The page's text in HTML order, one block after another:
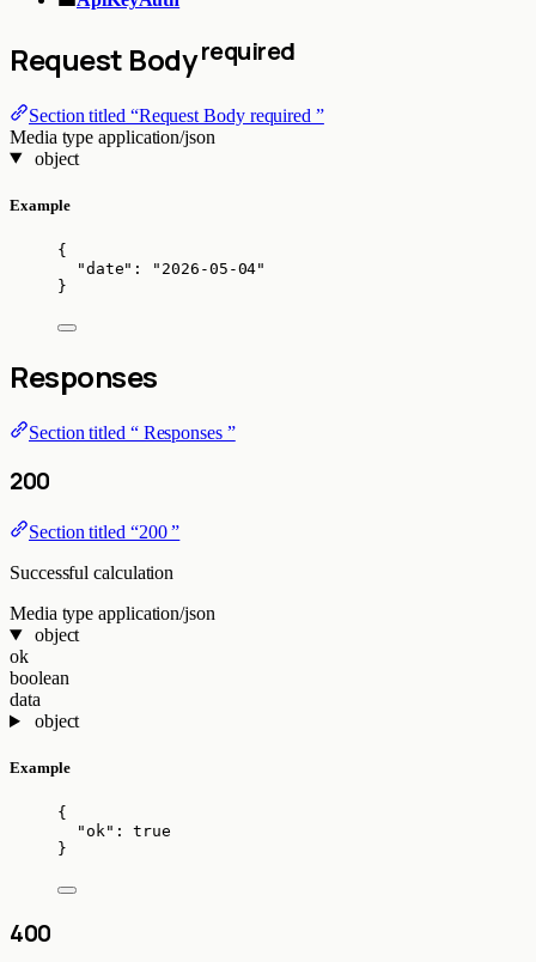
Request Bodyrequired
Section titled “Request Body required ”
Media type application/json
object
Example
{
"date" : " 2026-05-04"
}
Responses
Section titled “ Responses ”
200
Section titled “200 ”
Successful calculation
Media type application/json
object
ok
boolean
data
object
Example
{
"ok" : true
}
400